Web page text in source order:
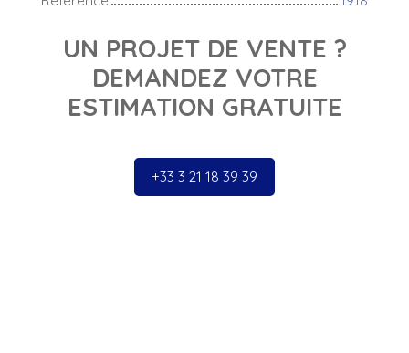
UN PROJET DE VENTE ?
DEMANDEZ VOTRE
ESTIMATION GRATUITE
+33 3 21 18 39 39